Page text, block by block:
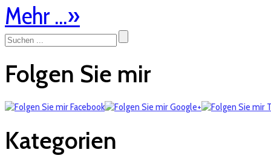
Mehr ...»
Folgen Sie mir
Kategorien